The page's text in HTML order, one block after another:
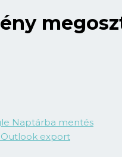
Naptárba mentés
Outlook export